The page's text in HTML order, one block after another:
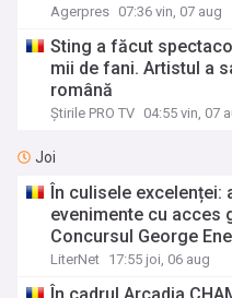
Agerpres 07:36 vin, 07 aug
Sting a făcut
mii de fani. Artistul a
română
Știrile PRO TV 04:55 vin, 07
Joi
În culisele excelenței:
evenimente cu acces
Concursul George
LiterNet 17:55 joi, 06 aug